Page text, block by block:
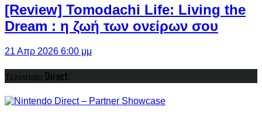
[Review] Tomodachi Life: Living the
Dream : η ζωή των ονείρων σου
21 Απρ 2026 6:00 μμ
Τελευταίο Direct: